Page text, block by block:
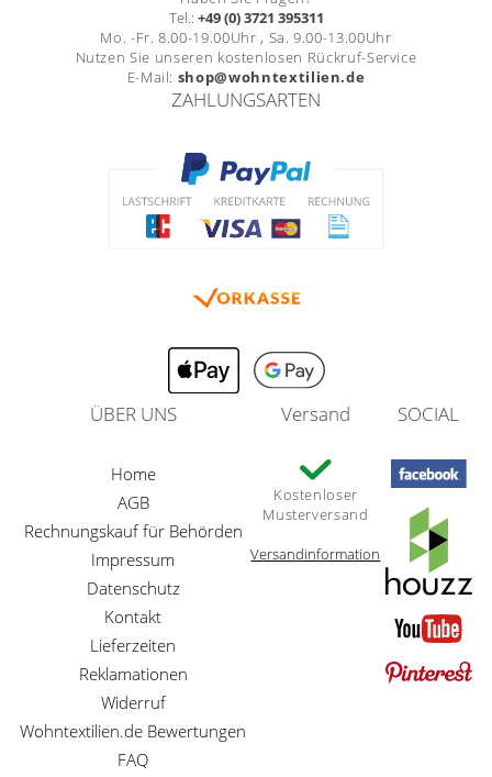
Tel.: +49 (0) 3721 395311
Mo. -Fr. 8.00-19.00Uhr , Sa. 9.00-13.00Uhr
Nutzen Sie unseren kostenlosen Rückruf-Service
E-Mail: shop@wohntextilien.de
ZAHLUNGSARTEN
ÜBER UNS
Home
AGB
Rechnungskauf für Behörden
Impressum
Datenschutz
Kontakt
Lieferzeiten
Reklamationen
Widerruf
Wohntextilien.de Bewertungen
FAQ
Versand
Kostenloser
Musterversand
Versandinformation
SOCIAL